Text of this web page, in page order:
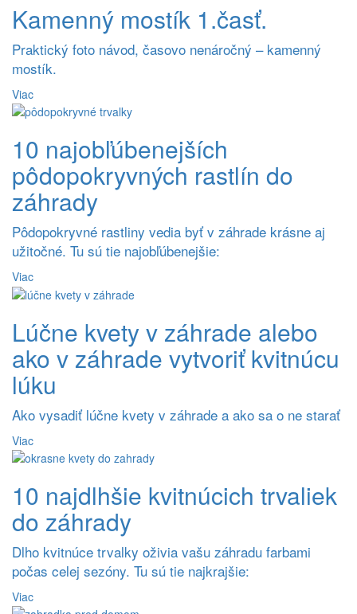
Kamenný mostík 1.časť.
Praktický foto návod, časovo nenáročný – kamenný
mostík.
Viac
10 najobľúbenejších
pôdopokryvných rastlín do
záhrady
Pôdopokryvné rastliny vedia byť v záhrade krásne aj
užitočné. Tu sú tie najobľúbenejšie:
Viac
Lúčne kvety v záhrade alebo
ako v záhrade vytvoriť kvitnúcu
lúku
Ako vysadiť lúčne kvety v záhrade a ako sa o ne starať
Viac
10 najdlhšie kvitnúcich trvaliek
do záhrady
Dlho kvitnúce trvalky oživia vašu záhradu farbami
počas celej sezóny. Tu sú tie najkrajšie:
Viac